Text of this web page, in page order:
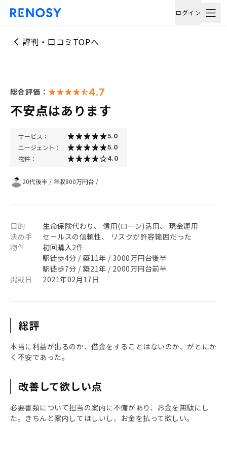
ログイン
評判・口コミTOPへ
総合評価： 4.7
不安点はあります
サービス： 5.0
エージェント： 5.0
物件： 4.0
20代後半 / 年収800万円台 /
目的
生命保険代わり、 信用(ローン)活用、 現金運用
決め手
セールスの信頼性、 リスクが許容範囲だった
物件
初回購入2件
駅徒歩4分 / 築11年 / 3000万円台後半
駅徒歩7分 / 築21年 / 2000万円台前半
掲載日
2021年02月17日
総評
本当に利益が出るのか、借金をすることはないのか、がとにか
く不安であった。
改善して欲しい点
必要書類について担当の案内に不備があり、お金を無駄にし
た。きちんと案内してほしいし、お金を払って欲しい。